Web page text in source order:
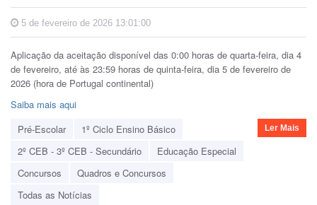
5 de fevereiro de 2026 13:01:00
Aplicação da aceitação disponível das 0:00 horas de quarta-feira, dia 4
de fevereiro, até às 23:59 horas de quinta-feira, dia 5 de fevereiro de
2026 (hora de Portugal continental)
Saiba mais aqui
Pré-Escolar
1º Ciclo Ensino Básico
2º CEB - 3º CEB - Secundário
Educação Especial
Concursos
Quadros e Concursos
Todas as Notícias
Ler Mais